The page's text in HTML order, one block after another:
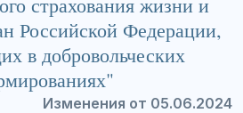
Российской Федерации,
в добровольческих
Изменения от 05.06.2024